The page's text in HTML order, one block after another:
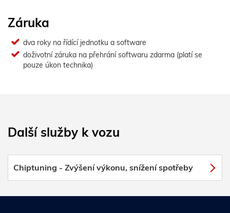
Záruka
dva roky na řídící jednotku a software
doživotní záruka na přehrání softwaru zdarma (platí se
pouze úkon technika)
Další služby k vozu
Chiptuning - Zvýšení výkonu, snížení spotřeby